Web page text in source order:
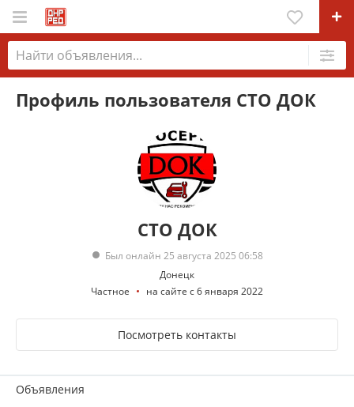
Профиль пользователя СТО ДОК
Объявления
СТО ДОК
Был онлайн 25 августа 2025 06:58
Донецк
Частное
на сайте с 6 января 2022
Посмотреть контакты